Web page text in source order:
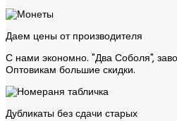
Даем цены от производителя
С нами экономно. "Два Соболя",
Оптовикам большие скидки.
Дубликаты без сдачи старых